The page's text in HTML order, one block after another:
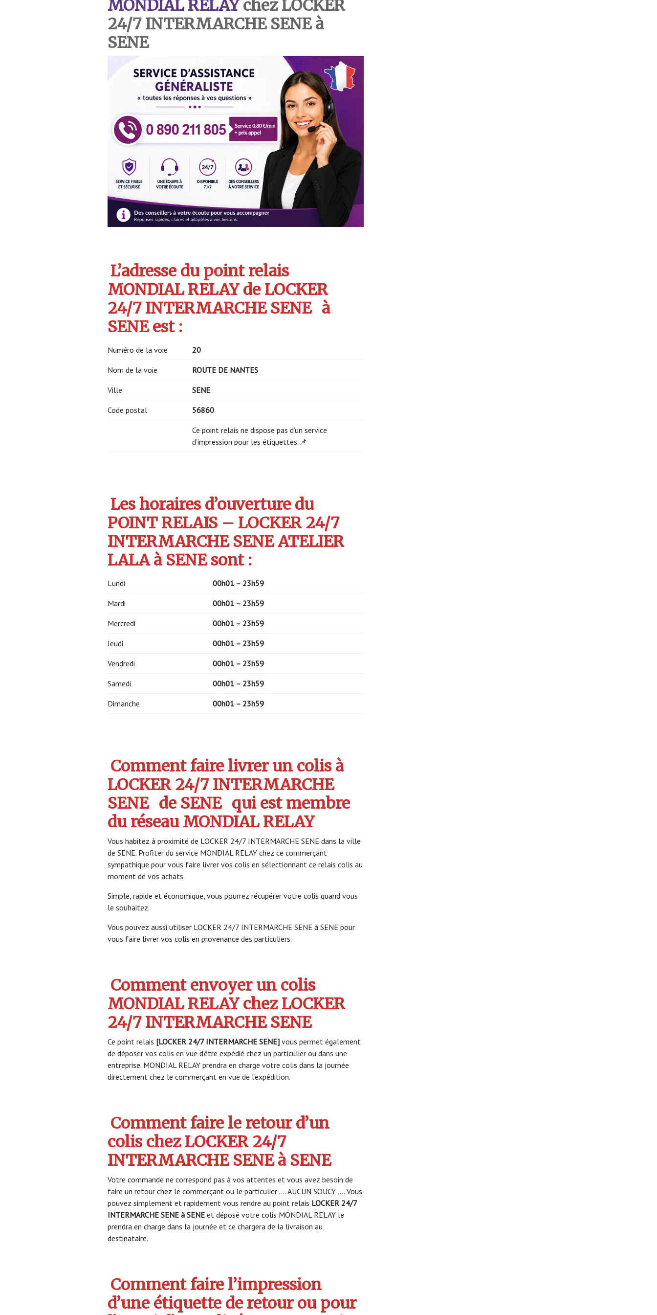
MONDIAL RELAYchez LOCKER
24/7 INTERMARCHE SENE à
SENE
L’adresse du point relais
MONDIAL RELAY de LOCKER
24/7 INTERMARCHE SENE à
SENE est :
Numéro de la voie 20
Nom de la voie ROUTE DE NANTES
Ville SENE
Code postal 56860
Ce point relais ne dispose pas d’un service
d’impression pour les étiquettes 📌
Les horaires d’ouverture du
POINT RELAIS – LOCKER 24/7
INTERMARCHE SENE ATELIER
LALA à SENE sont :
Lundi 00h01 – 23h59
Mardi 00h01 – 23h59
Mercredi 00h01 – 23h59
Jeudi 00h01 – 23h59
Vendredi 00h01 – 23h59
Samedi 00h01 – 23h59
Dimanche 00h01 – 23h59
Comment faire livrer un colis à
LOCKER 24/7 INTERMARCHE
SENE de SENE qui est membre
du réseau MONDIAL RELAY
Vous habitez à proximité de LOCKER 24/7 INTERMARCHE SENE dans la ville
de SENE. Profiter du service MONDIAL RELAY chez ce commerçant
sympathique pour vous faire livrer vos colis en sélectionnant ce relais colis au
moment de vos achats.
Simple, rapide et économique, vous pourrez récupérer votre colis quand vous
le souhaitez.
Vous pouvez aussi utiliser LOCKER 24/7 INTERMARCHE SENE à SENE pour
vous faire livrer vos colis en provenance des particuliers.
Comment envoyer un colis
MONDIAL RELAY chez LOCKER
24/7 INTERMARCHE SENE
Ce point relais [LOCKER 24/7 INTERMARCHE SENE] vous permet également
de déposer vos colis en vue d’être expédié chez un particulier ou dans une
entreprise. MONDIAL RELAY prendra en charge votre colis dans la journée
directement chez le commerçant en vue de l’expédition.
Comment faire le retour d’un
colis chez LOCKER 24/7
INTERMARCHE SENE à SENE
Votre commande ne correspond pas à vos attentes et vous avez besoin de
faire un retour chez le commerçant ou le particulier …. AUCUN SOUCY …. Vous
pouvez simplement et rapidement vous rendre au point relais LOCKER 24/7
INTERMARCHE SENE à SENE et déposé votre colis MONDIAL RELAY le
prendra en charge dans la journée et ce chargera de la livraison au
destinataire.
Comment faire l’impression
d’une étiquette de retour ou pour